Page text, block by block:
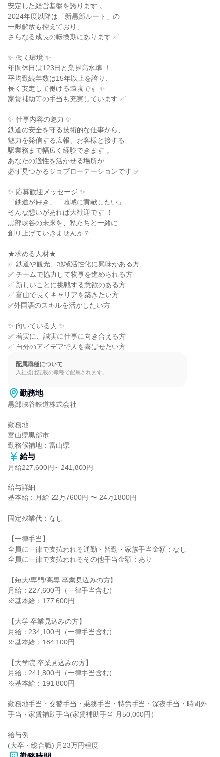
安定した経営基盤を誇ります 。
2024年度以降は「新黒部ルート」の
一般解放も控えており、
さらなる成長の転換期にあります ✅
✨ 働く環境 ✨
年間休日は123日と業界高水準 ！
平均勤続年数は15年以上を誇り、
長く安定して働ける環境です ✨
家賃補助等の手当も充実しています ✅
✨ 仕事内容の魅力 ✨
鉄道の安全を守る技術的な仕事から、
魅力を発信する広報、お客様と接する
駅業務まで幅広く経験できます 。
あなたの適性を活かせる場所が
必ず見つかるジョブローテーションです ✅
✨ 応募歓迎メッセージ ✨
「鉄道が好き」「地域に貢献したい」
そんな想いがあれば大歓迎です ！
黒部峡谷の未来を、私たちと一緒に
創り上げていきませんか？
★求める人材★
✅ 鉄道や観光、地域活性化に興味がある方
✅ チームで協力して物事を進められる方
✅ 新しいことに挑戦する意欲のある方
✅ 富山で長くキャリアを築きたい方
✅外国語のスキルを活かしたい方
✨ 向いている人 ✨
✅ 着実に、誠実に仕事に向き合える方
✅ 自分のアイデアで人を喜ばせたい方
配属職種について
入社後は記載の職種で配属されます。
勤務地
黒部峡谷鉄道株式会社
勤務地
富山県黒部市
勤務候補地：富山県
給与
月給227,600円～241,800円
給与詳細
基本給：月給 22万7600円 〜 24万1800円
固定残業代：なし
【一律手当】
全員に一律で支払われる通勤・皆勤・家族手当金額：なし
全員に一律で支払われるその他手当金額：あり
【短大/専門/高専 卒業見込みの方】
月給：227,600円（一律手当含む）
※基本給：177,600円
【大学 卒業見込みの方】
月給：234,100円（一律手当含む）
※基本給：184,100円
【大学院 卒業見込みの方】
月給：241,800円（一律手当含む）
※基本給：191,800円
勤務地手当・交替手当・乗務手当・特労手当・深夜手当・時間外
手当・家賃補助手当(家賃補助手当 月50,000円）
給与例
(大卒・総合職) 月23万円程度